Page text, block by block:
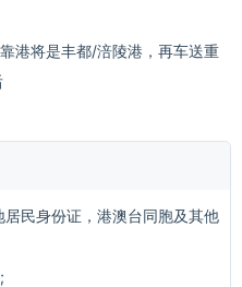
港将是丰都/涪陵港，再车送重
居民身份证，港澳台同胞及其他